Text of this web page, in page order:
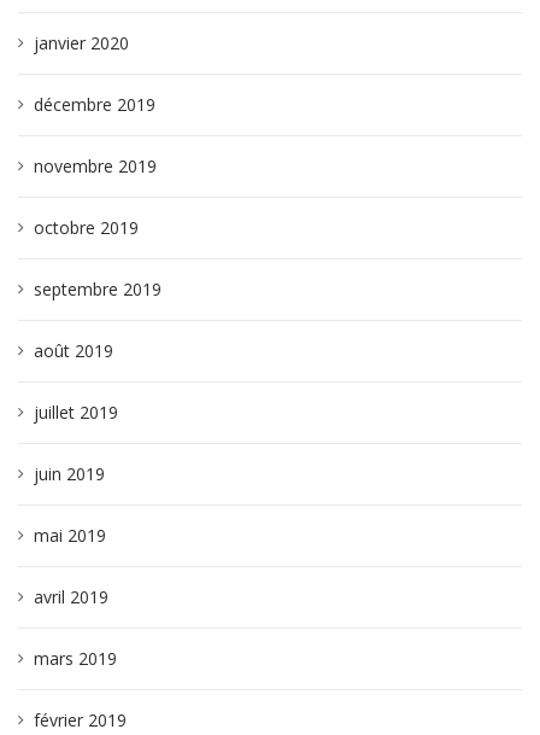
janvier 2020
décembre 2019
novembre 2019
octobre 2019
septembre 2019
août 2019
juillet 2019
juin 2019
mai 2019
avril 2019
mars 2019
février 2019